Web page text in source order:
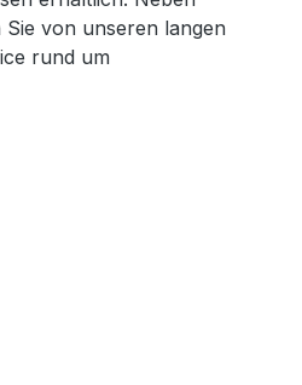
von unseren langen
rund um